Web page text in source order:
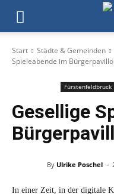
Start Städte & Gemeinden
Spieleabende im
Fürstenfeldbruck
Gesellige
By Ulrike Poschel -
In einer Zeit, in der digitale